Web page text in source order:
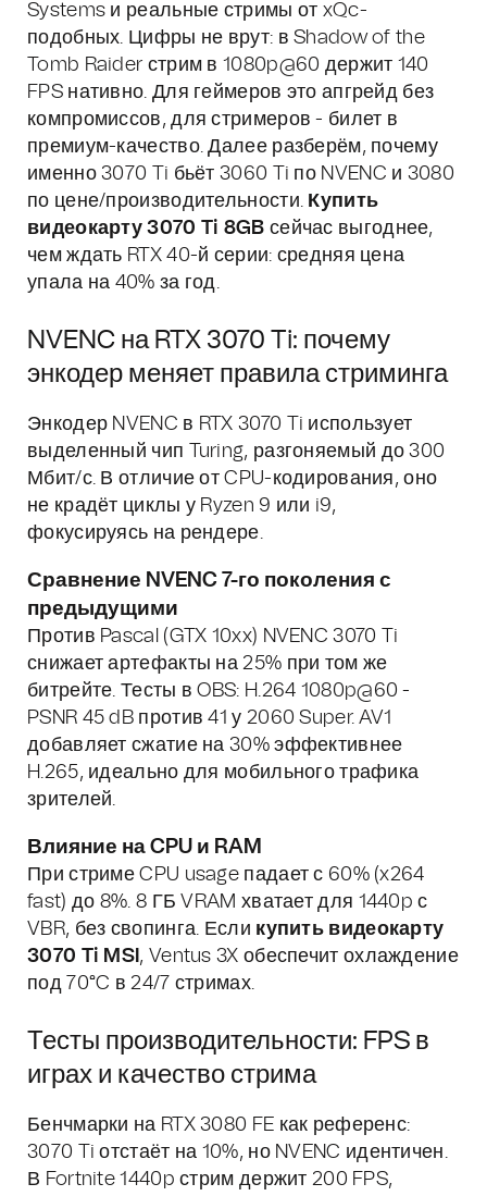
Systems и реальные стримы от xQc-
подобных. Цифры не врут: в Shadow of the
Tomb Raider стрим в 1080p@60 держит 140
FPS нативно. Для геймеров это апгрейд без
компромиссов, для стримеров - билет в
премиум-качество. Далее разберём, почему
именно 3070 Ti бьёт 3060 Ti по NVENC и 3080
по цене/производительности. Купить
видеокарту 3070 Ti 8GB сейчас выгоднее,
чем ждать RTX 40-й серии: средняя цена
упала на 40% за год.
NVENC на RTX 3070 Ti: почему
энкодер меняет правила стриминга
Энкодер NVENC в RTX 3070 Ti использует
выделенный чип Turing, разгоняемый до 300
Мбит/с. В отличие от CPU-кодирования, оно
не крадёт циклы у Ryzen 9 или i9,
фокусируясь на рендере.
Сравнение NVENC 7-го поколения с
предыдущими
Против Pascal (GTX 10xx) NVENC 3070 Ti
снижает артефакты на 25% при том же
битрейте. Тесты в OBS: H.264 1080p@60 -
PSNR 45 dB против 41 у 2060 Super. AV1
добавляет сжатие на 30% эффективнее
H.265, идеально для мобильного трафика
зрителей.
Влияние на CPU и RAM
При стриме CPU usage падает с 60% (x264
fast) до 8%. 8 ГБ VRAM хватает для 1440p с
VBR, без свопинга. Если купить видеокарту
3070 Ti MSI , Ventus 3X обеспечит охлаждение
под 70°C в 24/7 стримах.
Тесты производительности: FPS в
играх и качество стрима
Бенчмарки на RTX 3080 FE как референс:
3070 Ti отстаёт на 10%, но NVENC идентичен.
В Fortnite 1440p стрим держит 200 FPS,